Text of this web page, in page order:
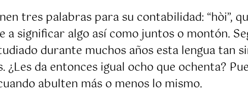
tres palabras para su contabilidad: “hòi”,
a significar algo así como juntos o montón.
durante muchos años esta lengua
¿Les da entonces igual ocho que ochenta?
abulten más o menos lo mismo.